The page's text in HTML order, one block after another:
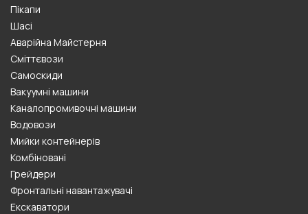
Пікапи
Шасі
Аварійна Майстерня
Сміттєвози
Самоскиди
Вакуумні машини
Каналопромивочні машини
Водовози
Мийки контейнерів
Комбіновані
Грейдери
Фронтальні навантажувачі
Екскаватори